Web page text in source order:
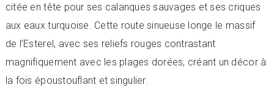
citée en tête pour ses calanques sauvages et ses criques
aux eaux turquoise. Cette route sinueuse longe le massif
de l’Esterel, avec ses reliefs rouges contrastant
magnifiquement avec les plages dorées, créant un décor à
la fois époustouflant et singulier.